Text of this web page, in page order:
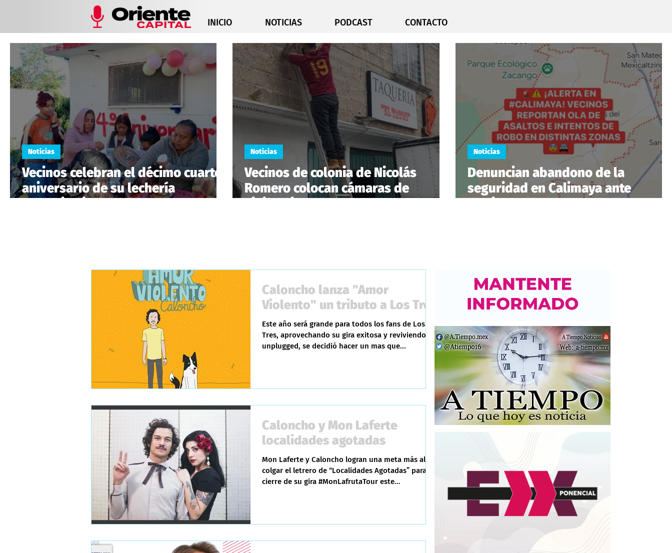
INICIO NOTICIAS PODCAST CONTACTO
Vecinos celebran el décimo cuarto
aniversario de su lechería
Noticias
Vecinos de colonia de Nicolás
Romero colocan cámaras de
Noticias
Denuncian abandono de la
seguridad en Calimaya ante
Noticias
Caloncho lanza "Amor
Violento" un tributo a Los Tres
Este año será grande para todos los fans de Los
Tres, aprovechando su gira exitosa y reviviendo el
unplugged, se decidió hacer un mas que...
Caloncho y Mon Laferte
localidades agotadas
Mon Laferte y Caloncho logran una meta más al
colgar el letrero de “Localidades Agotadas” para el
cierre de su gira #MonLafrutaTour este...